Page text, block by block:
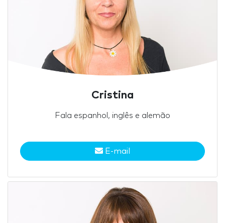
Cristina
Fala espanhol, inglês e alemão
E-mail